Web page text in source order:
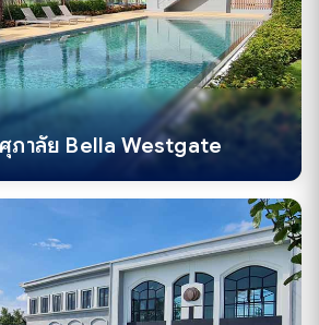
ศุภาลัย Bella Westgate